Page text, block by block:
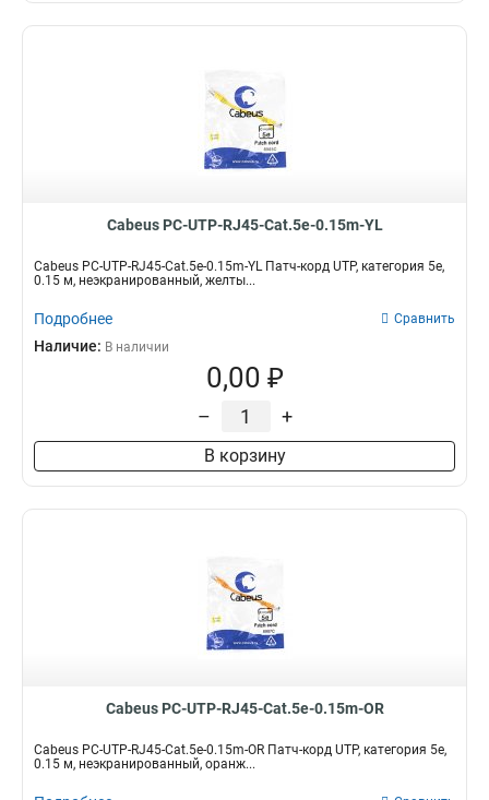
Cabeus PC-UTP-RJ45-Cat.5e-0.15m-YL
Cabeus PC-UTP-RJ45-Cat.5e-0.15m-YL Патч-корд UTP, категория 5e,
0.15 м, неэкранированный, желты...
Подробнее Сравнить
Наличие: В наличии
0,00 ₽
– +
В корзину
Cabeus PC-UTP-RJ45-Cat.5e-0.15m-OR
Cabeus PC-UTP-RJ45-Cat.5e-0.15m-OR Патч-корд UTP, категория 5e,
0.15 м, неэкранированный, оранж...